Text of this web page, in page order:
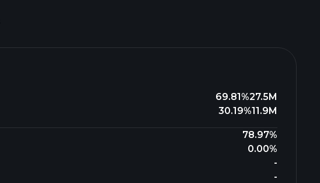
69.81%27.5M
30.19%11.9M
78.97%
0.00%
-
-